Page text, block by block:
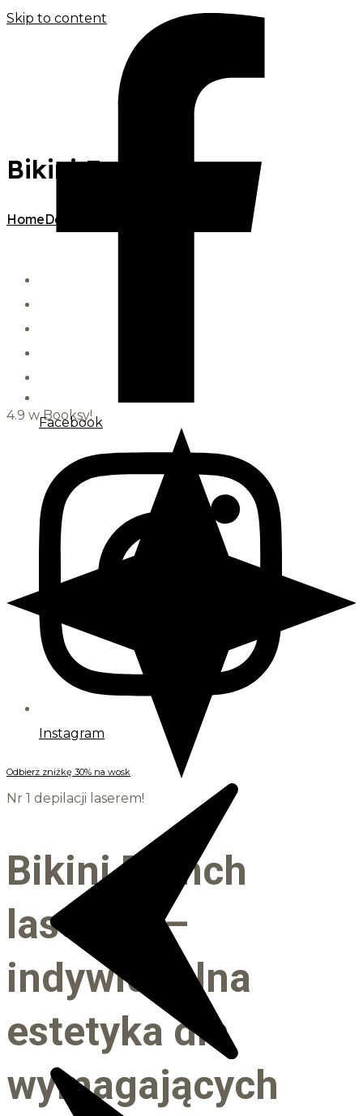
Skip to content
Facebook
Instagram
Odbierz zniżkę 30% na wosk
Bikini French
HomeDepilacja laserem
4.9 w Booksy!
Nr 1 depilacji laserem!
Bikini French
laserem –
indywidualna
estetyka dla
wymagających